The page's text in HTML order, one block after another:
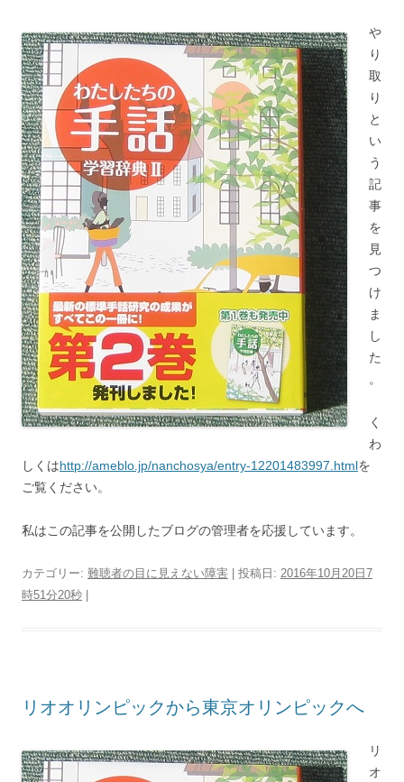
や
り
取
り
と
い
う
記
事
を
見
つ
け
ま
し
た
。
く
わ
しくはhttp://ameblo.jp/nanchosya/entry-12201483997.htmlを
ご覧ください。
私はこの記事を公開したブログの管理者を応援しています。
カテゴリー: 難聴者の目に見えない障害 | 投稿日: 2016年10月20日7
時51分20秒
リオオリンピックから東京オリンピックへ
リ
オ